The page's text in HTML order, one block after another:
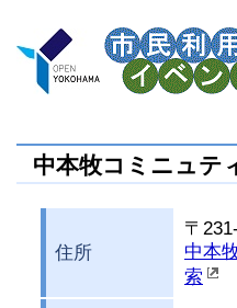
中本牧コミニュテ
住所
〒
中本
索